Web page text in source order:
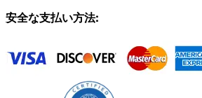
安全な支払い方法: